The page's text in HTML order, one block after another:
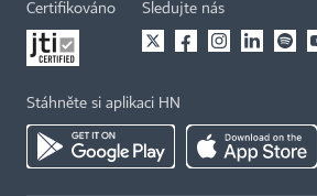
Certifikováno Sledujte nás
Stáhněte si aplikaci HN